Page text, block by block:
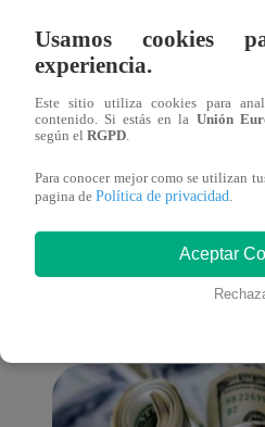
Alicia Retto celebra su
emotiva sorpresa en vivo y
También
interesar
Usamos cookies
experiencia.
Este sitio utiliza cookies para
contenido. Si estás en la Unión
según el RGPD.
Para conocer mejor como se utilizan
pagina de Política de privacidad.
Aceptar